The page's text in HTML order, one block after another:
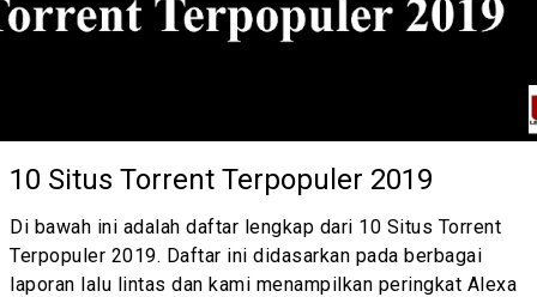
10 Situs Torrent Terpopuler 2019
Di bawah ini adalah daftar lengkap dari 10 Situs Torrent
Terpopuler 2019. Daftar ini didasarkan pada berbagai
laporan lalu lintas dan kami menampilkan peringkat Alexa